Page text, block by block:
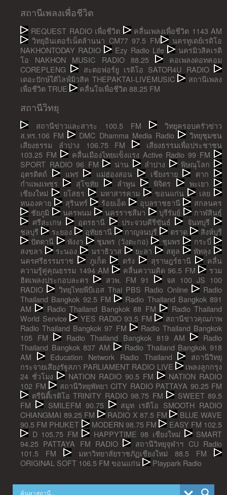
สถานีเพลงเพื่อชีวิต
REQUEST RADIO เพื่อชีวิต
คลื่นเพลงเพื่อชีวิต 1143 AM
วิทยุอินเตอร์เน็ตล้านนา CM77 97.5 FM
นครทูเดย์เรดิโอ
NAKHONTODAY RADIO
Ezy Radio Life
นครมิวสิคเรดิ
โอ NAKHON MUSIC RADIO 88.25
คอเพลงดอทคอม
COREPLENG
สะตอฟอร์ยู เรดิโอ SATOR4U RADIO
เดอะปักษ์ใต้ไลฟ์มิวสิค THEPAKTAI-LIVEMUSIC
สถานีเพลง
เพื่อชีวิต TRUE
คลื่นใจเพื่อชีวิต 88.25 FM
สถานีวิทยุ
สถานีข่าวและสาระ 100.5 FM
วิทยุครอบครัวข่าว
ส.ทร.106 FM
DMC Dhamma Media Radio
วิทยุชุมชน
เสียงธรรม ลำปาง 106.75 FM
เสียงธรรมเพื่อประชาชน
103.25 FM
คลื่นเมืองไทยแข็งแรง Active Radio 99 FM
SPORT RADIO 96 FM
น่าน ลำปาง
พิษณุโลก
อุตรดิตถ์
แพร่ แม่ฮ่องสอน เชียงราย
ตาก
กำแพงเพชร
สุโขทัย ลำพูน พิจิตร
พะเยา
เชียงใหม่
ยโสธร มหาสารคาม ขอนแก่น
เลย
หนองคาย
สุรินทร์ ร้อยเอ็ด อุบลราชธานี
สกลนคร
ชัยภูมิ
นครพนม นครราชสีมา บุรีรัมย์
กาฬสินธุ์
ศรีสะเกษ
อุดรธานี ประจวบคีรีขันธ์
จันทบุรี
ชลบุรี
ระยอง อุทัยธานี กาญจนบุรี ตราด
สิงห์บุรี
ปัตตานี
พังงา ชุมพร (วังตะกอ) ชุมพร
กระบี่
สงขลา
ระนอง นราธิวาส ยะลา สตูล
พัทลุง
นครศรีธรรมราช
ภูเก็ต ตรัง สุราษฎร์ธานี
คลื่น
ความรู้คู่คุณธรรม 1494 AM
คลื่นความคิด 96.5 FM
รวม
ฮิตเพลงประกอบละคร
สวพ. FM 91
จส 100 JS 100
RADIO
วิทยุไทยพีบีเอส Thai PBS Radio Online
Radio
Thailand Bangkok 92.5 FM
Radio Thailand Bangkok 891
AM
Radio Thailand Bangkok 88 FM
Radio Thailand
World Service
YES RADIO 93.5 FM
สถานีข่าวคุณภาพ
Radio Thailand Bangkok 97 FM
Radio Thailand Bangkok
105 FM
Radio Thailand Bangkok 819 AM
Radio
Thailand Bangkok 837 AM
Radio Thailand Bangkok 918
AM
Education Network Radio Thailand
สถานีวิทยุ
กระจายเสียงรัฐสภา PARLIAMENT RADIO LIVE
เพลงลูกกรุง
24 ชั่วโมง
NATION RADIO 90.5 FM
NATION RADIO
102 FM
สถานีวิทยุพัทยา CITY RADIO PATTAYA 90.25 FM
ตรีนิตี้เรดิโอ TRINITY RADIO 98.75 FM
SWEET 89.5
FM
SMILEFM 90.75
สมูท เรดิโอ SMOOTH RADIO
CHIANGMAI 89.25 FM
RADIO X 87.5 FM
BLUE WAVE
90.5 FM PHUKET
MODERN 98.75 FM
EASY FM 102.5
D 105.75 FM
HAPPYTIME 98 เชียงใหม่
SMART
94.25 PATTAYA FM RADIO
สถานีวิทยุจุฬาฯ CU Radio
101.5 FM
มหาวิทยาลัยราชภัฏเชียงใหม่ 88.5 FM
ORIGINAL SOFT 106.5 FM ขอนแก่น
Playpark Radio